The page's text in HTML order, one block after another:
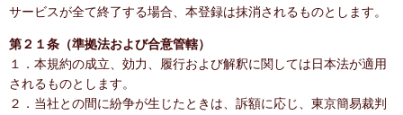
サービスが全て終了する場合、本登録は抹消されるものとします。
第２１条（準拠法および合意管轄）
１．本規約の成立、効力、履行および解釈に関しては日本法が適用
されるものとします。
２．当社との間に紛争が生じたときは、訴額に応じ、東京簡易裁判